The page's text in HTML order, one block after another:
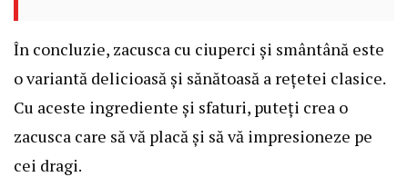
În concluzie, zacusca cu ciuperci și smântână este
o variantă delicioasă și sănătoasă a rețetei clasice.
Cu aceste ingrediente și sfaturi, puteți crea o
zacusca care să vă placă și să vă impresioneze pe
cei dragi.